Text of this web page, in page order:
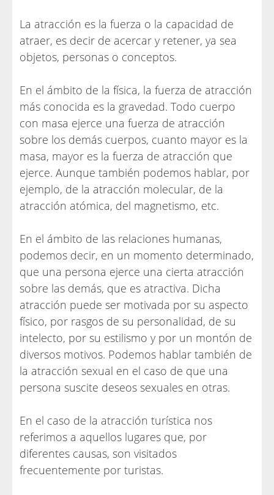
La atracción es la fuerza o la capacidad de
atraer, es decir de acercar y retener, ya sea
objetos, personas o conceptos.
En el ámbito de la física, la fuerza de atracción
más conocida es la gravedad. Todo cuerpo
con masa ejerce una fuerza de atracción
sobre los demás cuerpos, cuanto mayor es la
masa, mayor es la fuerza de atracción que
ejerce. Aunque también podemos hablar, por
ejemplo, de la atracción molecular, de la
atracción atómica, del magnetismo, etc.
En el ámbito de las relaciones humanas,
podemos decir, en un momento determinado,
que una persona ejerce una cierta atracción
sobre las demás, que es atractiva. Dicha
atracción puede ser motivada por su aspecto
físico, por rasgos de su personalidad, de su
intelecto, por su estilismo y por un montón de
diversos motivos. Podemos hablar también de
la atracción sexual en el caso de que una
persona suscite deseos sexuales en otras.
En el caso de la atracción turística nos
referimos a aquellos lugares que, por
diferentes causas, son visitados
frecuentemente por turistas.